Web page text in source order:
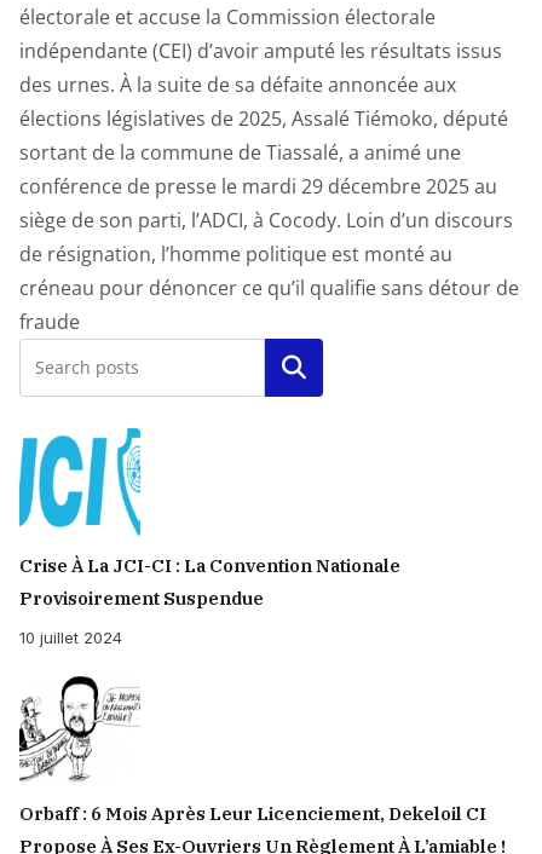
électorale et accuse la Commission électorale
indépendante (CEI) d’avoir amputé les résultats issus
des urnes. À la suite de sa défaite annoncée aux
élections législatives de 2025, Assalé Tiémoko, député
sortant de la commune de Tiassalé, a animé une
conférence de presse le mardi 29 décembre 2025 au
siège de son parti, l’ADCI, à Cocody. Loin d’un discours
de résignation, l’homme politique est monté au
créneau pour dénoncer ce qu’il qualifie sans détour de
fraude
Rechercher
Crise À La JCI-CI : La Convention Nationale
Provisoirement Suspendue
10 juillet 2024
Orbaff : 6 Mois Après Leur Licenciement, Dekeloil CI
Propose À Ses Ex-Ouvriers Un Règlement À L’amiable !